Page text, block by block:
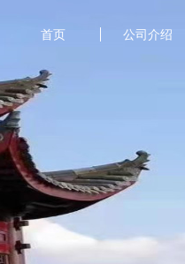
首页 公司介绍